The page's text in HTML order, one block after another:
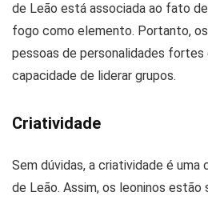
de Leão está associada ao fato
fogo como elemento. Portanto,
pessoas de personalidades fortes
capacidade de liderar grupos.
Criatividade
Sem dúvidas, a criatividade é
de Leão. Assim, os leoninos estão